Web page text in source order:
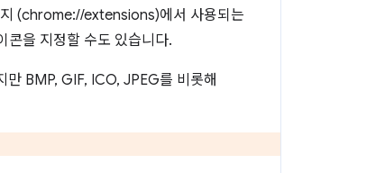
(chrome://extensions)에서 사용되는
콘을 지정할 수도 있습니다.
BMP, GIF, ICO, JPEG를 비롯해